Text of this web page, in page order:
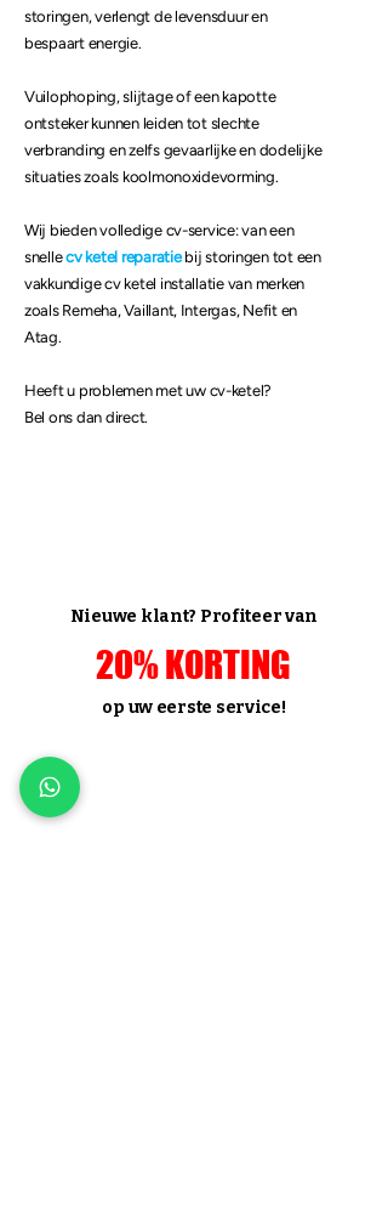
storingen, verlengt de levensduur en
bespaart energie.
Vuilophoping, slijtage of een kapotte
ontsteker kunnen leiden tot slechte
verbranding en zelfs gevaarlijke en dodelijke
situaties zoals koolmonoxidevorming.
Wij bieden volledige cv-service: van een
snellecv ketel reparatiebij storingen tot een
vakkundige cv ketel installatie van merken
zoals Remeha, Vaillant, Intergas, Nefit en
Atag.
​Heeft u problemen met uw cv-ketel?
Bel ons dan direct.
Nieuwe klant? Profiteer van
20% KORTING
op uw eerste service!